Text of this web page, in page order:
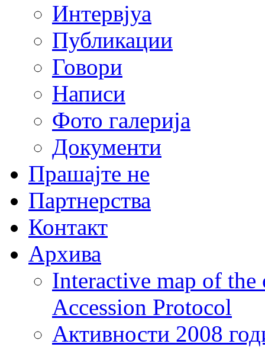
Интервјуа
Публикации
Говори
Написи
Фото галерија
Документи
Прашајте не
Партнерства
Контакт
Архива
Interactive map of
Accession Protocol
Активности 2008